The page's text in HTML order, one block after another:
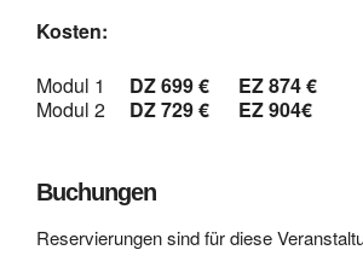
Kosten:
Modul 1
DZ 699 € EZ 874 €
Modul 2
DZ 729 € EZ 904€
Buchungen
Reservierungen sind für diese